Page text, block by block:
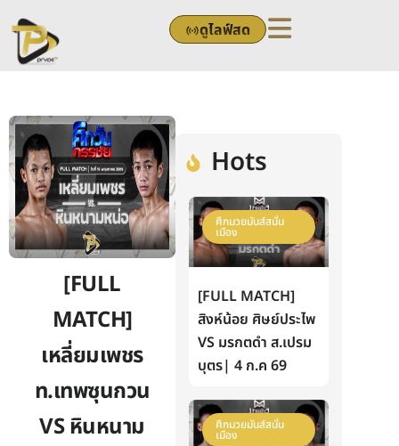
to
content
ดูไลฟ์สด
[FULL
MATCH]
เหลี่ยมเพชร
ท.เทพซุนกวน
VS หินหนาม
Hots
ศึกมวยมันส์สนั่น
เมือง
[FULL MATCH]
สิงห์น้อย ศิษย์ประไพ
VS มรกตดำ ส.เปรม
บุตร| 4 ก.ค 69
ศึกมวยมันส์สนั่น
เมือง